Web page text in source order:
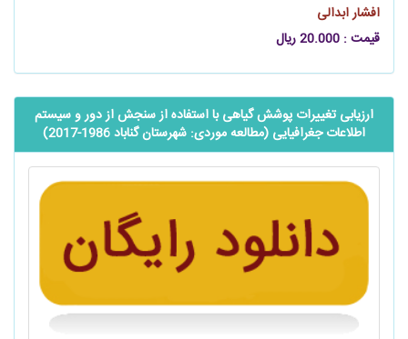
افشار ابدالی
قیمت : 20.000 ریال
ارزیابی تغییرات پوشش گیاهی با استفاده از سنجش از دور و سیستم
اطلاعات جغرافیایی (مطالعه موردی: شهرستان گناباد 1986-2017)